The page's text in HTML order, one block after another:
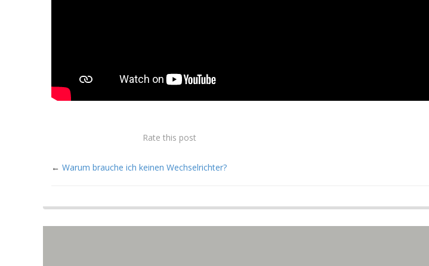
Rate this post
← Warum brauche ich keinen Wechselrichter?